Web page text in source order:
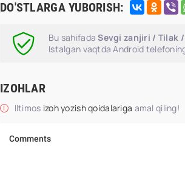
DO'STLARGA YUBORISH:
Bu sahifadaSevgi zanjiri / Tilak
Istalgan vaqtda Android
IZOHLAR
Iltimos izoh yozish qoidalariga amal qiling!